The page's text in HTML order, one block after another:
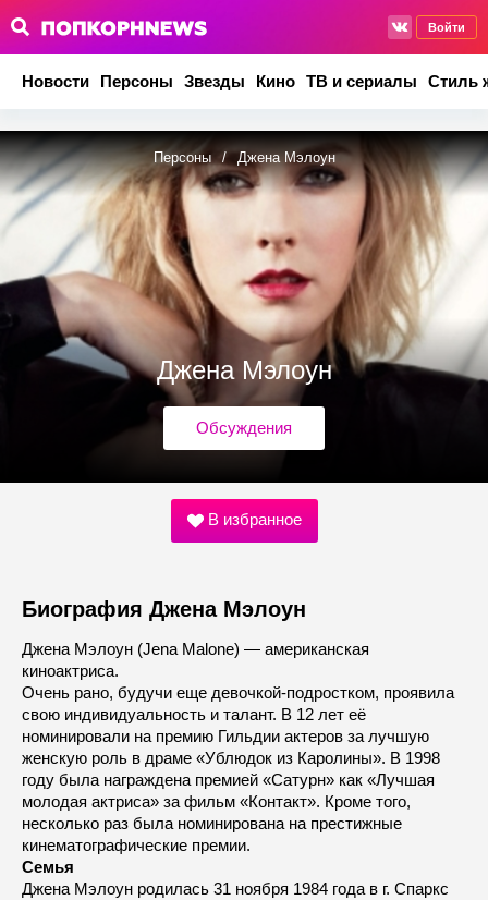
Войти
Новости Персоны Звезды Кино ТВ и сериалы Стиль
Персоны / Джена Мэлоун
Джена Мэлоун
Обсуждения
В избранное
Биография Джена Мэлоун
Джена Мэлоун (Jena Malone) — американская
киноактриса.
Очень рано, будучи еще девочкой-подростком, проявила
свою индивидуальность и талант. В 12 лет её
номинировали на премию Гильдии актеров за лучшую
женскую роль в драме «Ублюдок из Каролины». В 1998
году была награждена премией «Сатурн» как «Лучшая
молодая актриса» за фильм «Контакт». Кроме того,
несколько раз была номинирована на престижные
кинематографические премии.
Семья
Джена Мэлоун родилась 31 ноября 1984 года в г. Спаркс